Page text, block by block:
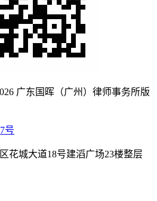
广东国晖（广州）律师事务所版
号
花城大道18号建滔广场23楼整层